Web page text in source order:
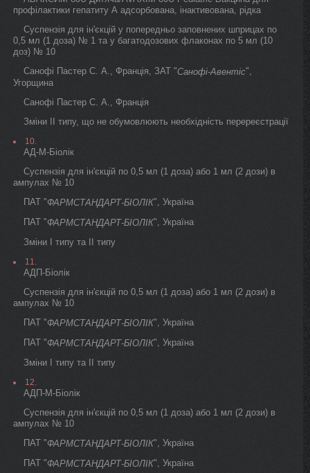
профілактики гепатиту А адсорбована, інактивована, рідка
Суспензія для ін'єкцій у попередньо заповнених шприцах по
0,5 мл (1 доза) № 1 та у багатодозових флаконах по 5 мл (10
доз) № 10
Санофі Пастер С. А., Франція, ЗАТ "Санофі-Авентіс",
Угорщина
Санофі Пастер С. А., Франція
Зміни II типу, що не обумовлюють необхідність перереєстрації
10.
АД-М-Біолік
Суспензія для ін'єкцій по 0,5 мл (1 доза) або 1 мл (2 дози) в
ампулах № 10
ПАТ "ФАРМСТАНДАРТ-БІОЛІК", Україна
ПАТ "ФАРМСТАНДАРТ-БІОЛІК", Україна
Зміни I типу та II типу
11.
АДП-Біолік
Суспензія для ін'єкцій по 0,5 мл (1 доза) або 1 мл (2 дози) в
ампулах № 10
ПАТ "ФАРМСТАНДАРТ-БІОЛІК", Україна
ПАТ "ФАРМСТАНДАРТ-БІОЛІК", Україна
Зміни I типу та II типу
12.
АДП-М-Біолік
Суспензія для ін'єкцій по 0,5 мл (1 доза) або 1 мл (2 дози) в
ампулах № 10
ПАТ "ФАРМСТАНДАРТ-БІОЛІК", Україна
ПАТ "ФАРМСТАНДАРТ-БІОЛІК", Україна